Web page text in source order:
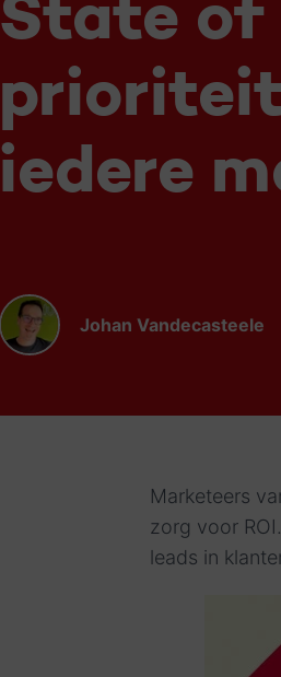
iedere
Johan Vandecasteele
Marketeers
zorg voor
leads in